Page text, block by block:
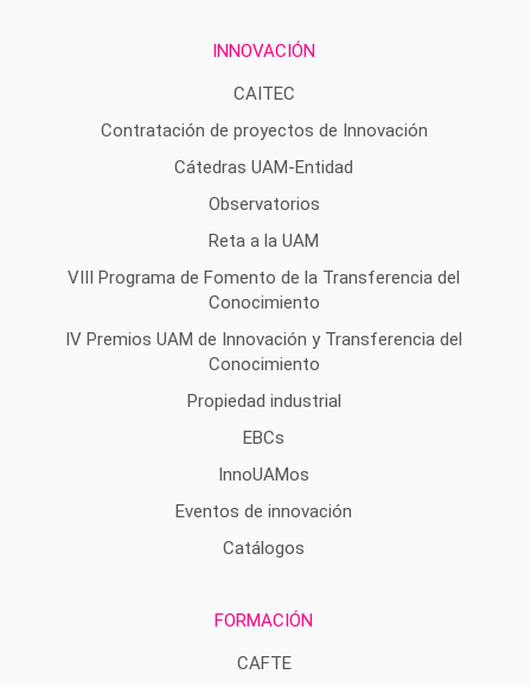
INNOVACIÓN
CAITEC
Contratación de proyectos de Innovación
Cátedras UAM-Entidad
Observatorios
Reta a la UAM
VIII Programa de Fomento de la Transferencia del
Conocimiento
IV Premios UAM de Innovación y Transferencia del
Conocimiento
Propiedad industrial
EBCs
InnoUAMos
Eventos de innovación
Catálogos
FORMACIÓN
CAFTE